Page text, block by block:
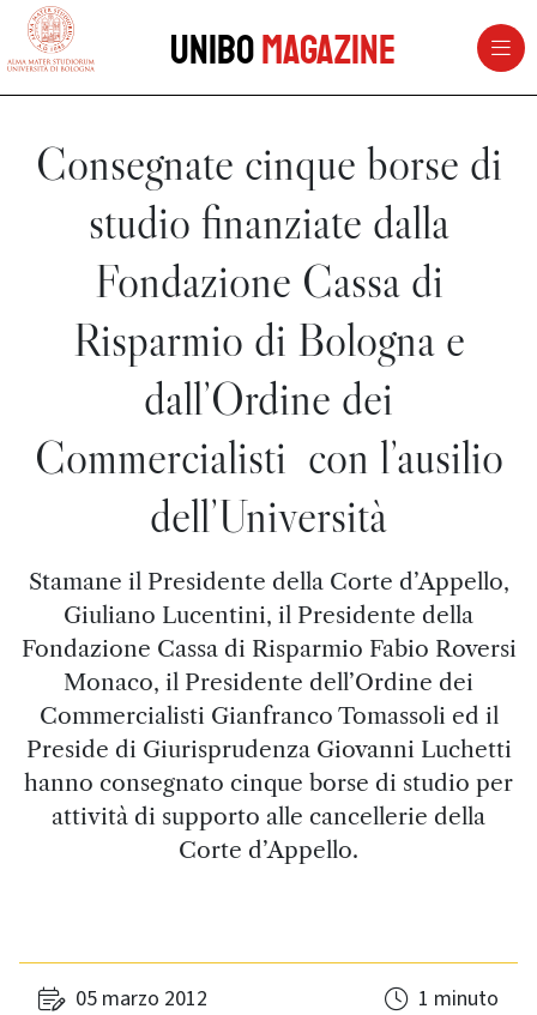
vai al contenuto della pagina
UniboMagazine
Consegnate cinque borse di
studio finanziate dalla
Fondazione Cassa di
Risparmio di Bologna e
dall’Ordine dei
Commercialisti con l’ausilio
dell’Università
Stamane il Presidente della Corte d’Appello,
Giuliano Lucentini, il Presidente della
Fondazione Cassa di Risparmio Fabio Roversi
Monaco, il Presidente dell’Ordine dei
Commercialisti Gianfranco Tomassoli ed il
Preside di Giurisprudenza Giovanni Luchetti
hanno consegnato cinque borse di studio per
attività di supporto alle cancellerie della
Corte d’Appello.
05 marzo 2012 1 minuto